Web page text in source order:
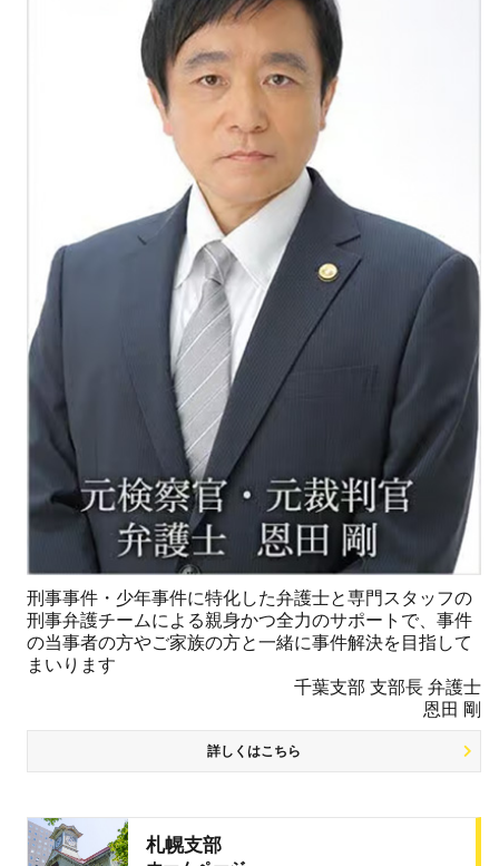
刑事事件・少年事件に特化した弁護士と専門スタッフの
刑事弁護チームによる親身かつ全力のサポートで、事件
の当事者の方やご家族の方と一緒に事件解決を目指して
まいります
千葉支部 支部長 弁護士
恩田 剛
詳しくはこちら
札幌支部